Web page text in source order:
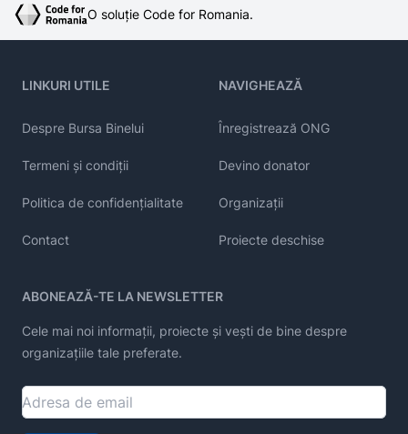
O soluție Code for Romania.
LINKURI UTILE
Despre Bursa Binelui
Termeni și condiții
Politica de confidențialitate
Contact
NAVIGHEAZĂ
Înregistrează ONG
Devino donator
Organizații
Proiecte deschise
ABONEAZĂ-TE LA NEWSLETTER
Cele mai noi informații, proiecte și vești de bine despre
organizațiile tale preferate.